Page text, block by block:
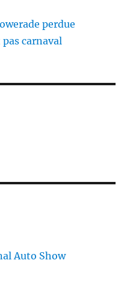
perdue
carnaval
Auto Show